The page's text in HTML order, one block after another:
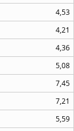
4,53
4,21
4,36
5,08
7,45
7,21
5,59